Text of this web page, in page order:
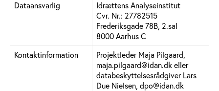
Dataansvarlig
Idrættens Analyseinstitut
Cvr. Nr.: 27782515
Frederiksgade 78B, 2.sal
8000 Aarhus C
Kontaktinformation
Projektleder Maja Pilgaard,
maja.pilgaard@idan.dk eller
databeskyttelsesrådgiver Lars
Due Nielsen, dpo@idan.dk